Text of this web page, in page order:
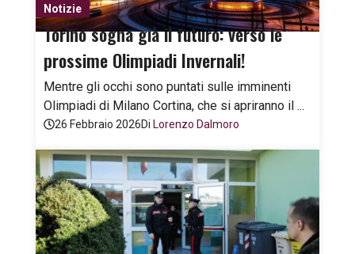
Notizie
Torino sogna già il futuro: verso le
prossime Olimpiadi Invernali!
Mentre gli occhi sono puntati sulle imminenti
Olimpiadi di Milano Cortina, che si apriranno il ...
26 Febbraio 2026Di Lorenzo Dalmoro